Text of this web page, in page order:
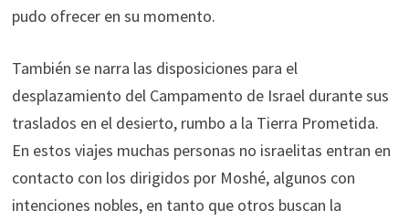
pudo ofrecer en su momento.
También se narra las disposiciones para el
desplazamiento del Campamento de Israel durante sus
traslados en el desierto, rumbo a la Tierra Prometida.
En estos viajes muchas personas no israelitas entran en
contacto con los dirigidos por Moshé, algunos con
intenciones nobles, en tanto que otros buscan la